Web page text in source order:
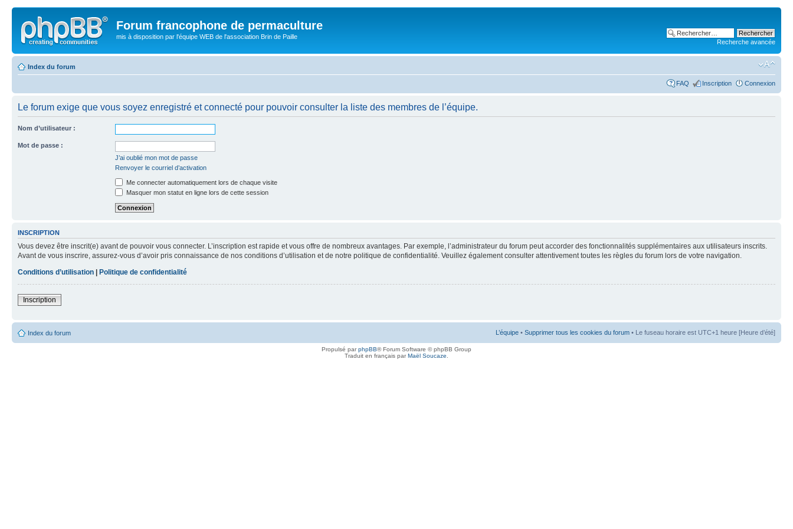
Forum francophone de permaculture
mis à disposition par l'équipe WEB de l'association Brin de Paille
Recherche avancée
Index du forum
FAQ Inscription Connexion
Le forum exige que vous soyez enregistré et connecté pour pouvoir consulter la liste des membres de l’équipe.
Nom d’utilisateur :
Mot de passe :
J’ai oublié mon mot de passe
Renvoyer le courriel d’activation
Me connecter automatiquement lors de chaque visite
Masquer mon statut en ligne lors de cette session
INSCRIPTION
Vous devez être inscrit(e) avant de pouvoir vous connecter. L’inscription est rapide et vous offre de nombreux avantages. Par exemple, l’administrateur du forum peut accorder des fonctionnalités supplémentaires aux utilisateurs inscrits.
Avant de vous inscrire, assurez-vous d’avoir pris connaissance de nos conditions d’utilisation et de notre politique de confidentialité. Veuillez également consulter attentivement toutes les règles du forum lors de votre navigation.
Conditions d’utilisation
Politique de confidentialité
Inscription
Index du forum L’équipe • Supprimer tous les cookies du forum • Le fuseau horaire est UTC+1 heure [Heure d’été]
Propulsé parphpBB® Forum Software © phpBB Group
Traduit en français parMaël Soucaze